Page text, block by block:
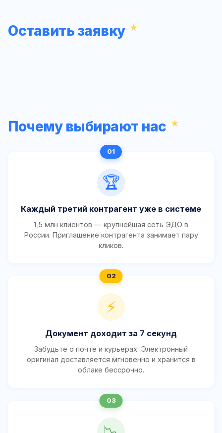
Оставить заявку
Почему выбирают нас
🏆
Каждый третий контрагент уже в системе
1,5 млн клиентов — крупнейшая сеть ЭДО в
России. Приглашение контрагента занимает пару
кликов.
⚡
Документ доходит за 7 секунд
Забудьте о почте и курьерах. Электронный
оригинал доставляется мгновенно и хранится в
облаке бессрочно.